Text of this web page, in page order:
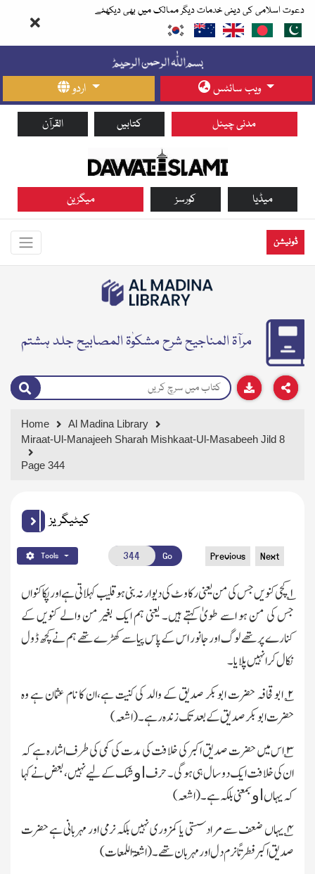
دعوت اسلامی کی دینی خدمات دیگر ممالک میں بھی دیکھئے
اردو ویب سائٹس
القرآن کتابیں مدنی چینل
میگزین کورسز میڈیا
ڈونیشن
مرآۃ المناجیح شرح مشکوٰۃ المصابیح جلد ہشتم
Home
Al Madina Library
Miraat-Ul-Manajeeh Sharah Mishkaat-Ul-Masabeeh Jild 8
Page 344
کیٹیگریز
Tools Go Previous Next
۱؎کچی کنویں جس کی من یعنی رکاوٹ کی دیوار نہ بنی ہو قلیب کہلاتی ہے اور پکا کنواں
جس کی من ہو اسے طویٰ کہتے ہیں۔ یعنی ہم ایک بغیر من والے کنویں کے
کنارے پر تھے لوگ اور جانور اس کے پاسپیاسے کھڑے تھے ہم نے کچھ ڈول
نکال کر انہیں پلایا۔
۲؎ ابو قحافہ حضرت ابوبکر صدیق کے والد کی کنیت ہے،ان کا نام عثمان ہے وہ
حضرت ابوبکر صدیق کے بعد تک زندہ رہے۔(اشعہ)
۳؎ اس میں حضرت صدیق اکبر کی خلافت کی مدت کی کمی کی طرف اشارہ ہے کہ
ان کی خلافت ایک دو سال ہی ہوگی۔ حرفاوشک کے لیے نہیں،بعض نے کہا
کہ یہاںاوبمعنی بلکہ ہے۔(اشعہ)
۴؎ یہاں ضعف سے مرادسستی یا کمزوری نہیں بلکہ نرمی اور مہربانی ہے حضرت
صدیق اکبر فطرتًا نرم دل اور مہربان تھے۔(اشعۃ اللمعات)